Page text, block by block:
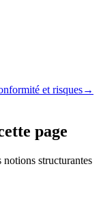
et risques→
page
structurantes